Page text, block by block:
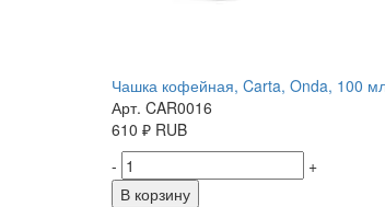
Чашка кофейная, Carta, Onda, 100
Арт. CAR0016
610 ₽ RUB
-
+
В корзину